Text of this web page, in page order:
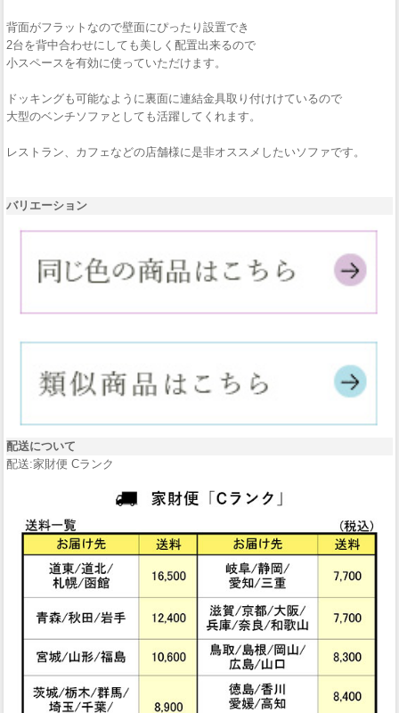
背面がフラットなので壁面にぴったり設置でき
2台を背中合わせにしても美しく配置出来るので
小スペースを有効に使っていただけます。
ドッキングも可能なように裏面に連結金具取り付けけているので
大型のベンチソファとしても活躍してくれます。
レストラン、カフェなどの店舗様に是非オススメしたいソファです。
バリエーション
配送について
配送:家財便 Cランク